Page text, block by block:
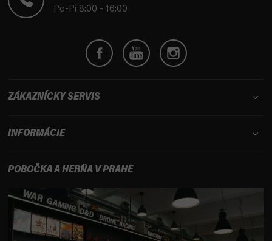
Po-Pi 8:00 - 16:00
ZÁKAZNÍCKY SERVIS
INFORMÁCIE
POBOČKA A HERŇA V PRAHE